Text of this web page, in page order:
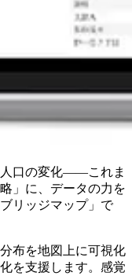
人口の変化——これま
」に、データの力を
リッジマップ」で
布を地図上に可視化
を支援します。感覚